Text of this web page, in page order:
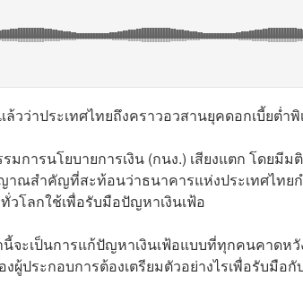
ว่าประเทศไทยถึงคราวอวสานยุคดอกเบี้ยต่ำพิ
การนโยบายการเงิน (กนง.) เสียงแตก โดยมีม
าณสำคัญที่สะท้อนว่าธนาคารแห่งประเทศไทย
วโลกใช้เพื่อรับมือปัญหาเงินเฟ้อ
จะเป็นการแก้ปัญหาเงินเฟ้อแบบที่ทุกคนคาดหวั
ผู้ประกอบการต้องเตรียมตัวอย่างไรเพื่อรับมือ